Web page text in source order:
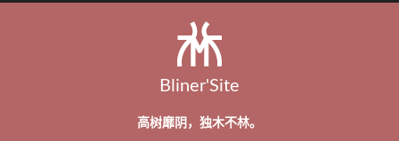
Bliner'Site
高树靡阴，独木不林。